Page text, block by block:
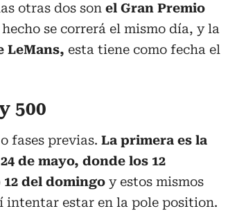
otras dos son el Gran Premio
se correrá el mismo día, y la
LeMans, esta tiene como fecha el
500
fases previas. La primera es la
de mayo, donde los 12
del domingo y estos mismos
intentar estar en la pole position.